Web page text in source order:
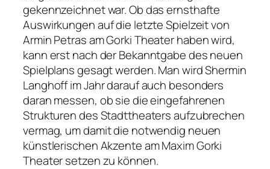
gekennzeichnet war. Ob das ernsthafte
Auswirkungen auf die letzte Spielzeit von
Armin Petras am Gorki Theater haben wird,
kann erst nach der Bekanntgabe des neuen
Spielplans gesagt werden. Man wird Shermin
Langhoff im Jahr darauf auch besonders
daran messen, ob sie die eingefahrenen
Strukturen des Stadttheaters aufzubrechen
vermag, um damit die notwendig neuen
künstlerischen Akzente am Maxim Gorki
Theater setzen zu können.